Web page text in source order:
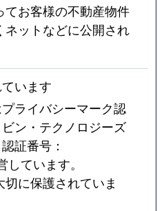
お客様の不動産物件
ットなどに公開され
います
ライバシーマーク認
ン・テクノロジーズ
証番号：
しています。
に保護されていま